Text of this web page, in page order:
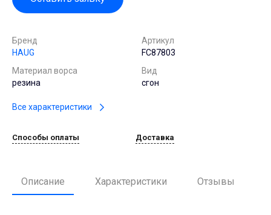
Бренд
HAUG
Артикул
FC87803
Материал ворса
резина
Вид
сгон
Все характеристики
Способы оплаты Доставка
Описание Характеристики Отзывы